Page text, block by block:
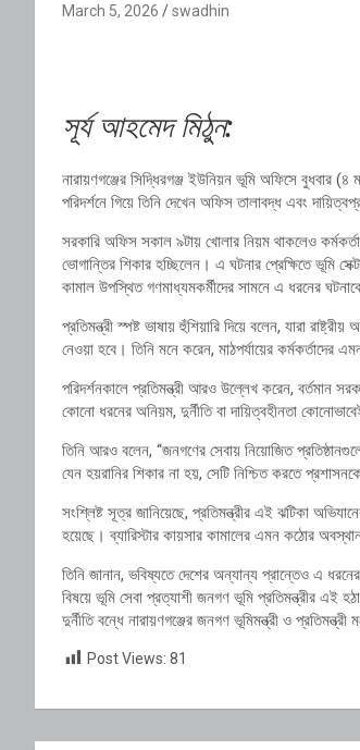
March 5, 2026 swadhin
সূর্য আহমেদ মিঠুন:
নারায়ণগঞ্জের সিদ্ধিরগঞ্জ ইউনিয়ন ভূমি অফিসে বুধবার
পরিদর্শনে গিয়ে তিনি দেখেন অফিস তালাবদ্ধ এবং
সরকারি অফিস সকাল ৯টায় খোলার নিয়ম থাকলেও
ভোগান্তির শিকার হচ্ছিলেন। এ ঘটনার প্রেক্ষিতে ভূমি
কামাল উপস্থিত গণমাধ্যমকর্মীদের সামনে এ ধরনের
প্রতিমন্ত্রী স্পষ্ট ভাষায় হুঁশিয়ারি দিয়ে বলেন, যারা
নেওয়া হবে। তিনি মনে করেন, মাঠপর্যায়ের
পরিদর্শনকালে প্রতিমন্ত্রী আরও উল্লেখ করেন, বর্তমান
কোনো ধরনের অনিয়ম, দুর্নীতি বা দায়িত্বহীনতা
তিনি আরও বলেন, “জনগণের সেবায় নিয়োজিত
যেন হয়রানির শিকার না হয়, সেটি নিশ্চিত করতে
সংশ্লিষ্ট সূত্র জানিয়েছে, প্রতিমন্ত্রীর এই ঝটিকা
হয়েছে। ব্যারিস্টার কায়সার কামালের এমন কঠোর
তিনি জানান, ভবিষ্যতে দেশের অন্যান্য প্রান্তেও এ
বিষয়ে ভূমি সেবা প্রত্যাশী জনগণ ভূমি প্রতিমন্ত্রীর এই
দুর্নীতি বন্ধে নারায়ণগঞ্জের জনগণ ভূমিমন্ত্রী ও
Post Views: 81